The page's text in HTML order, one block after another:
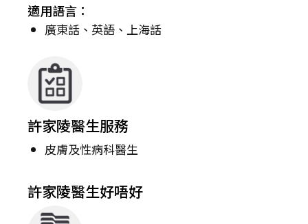
適用語言：
廣東話、英語、上海話
許家陵醫生服務
皮膚及性病科醫生
許家陵醫生好唔好